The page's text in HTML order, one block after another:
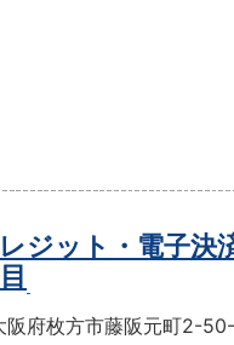
レジット・電子
阪府枚方市藤阪元町2-